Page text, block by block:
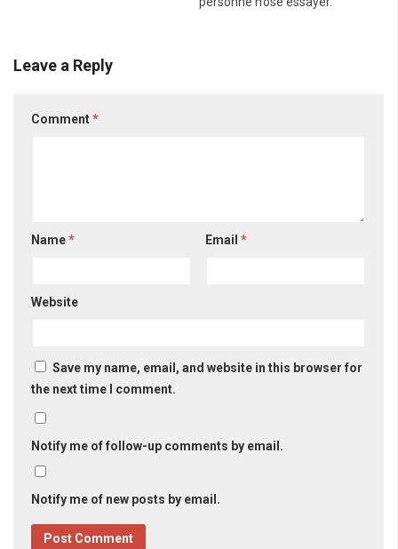
Leave a Reply
Comment*
Name* Email*
Website
Save my name, email, and website in this browser for
the next time I comment.
Notify me of follow-up comments by email.
Notify me of new posts by email.